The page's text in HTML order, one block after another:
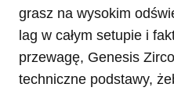
grasz na wysokim
lag w całym setupie i
przewagę, Genesis
techniczne podstawy,